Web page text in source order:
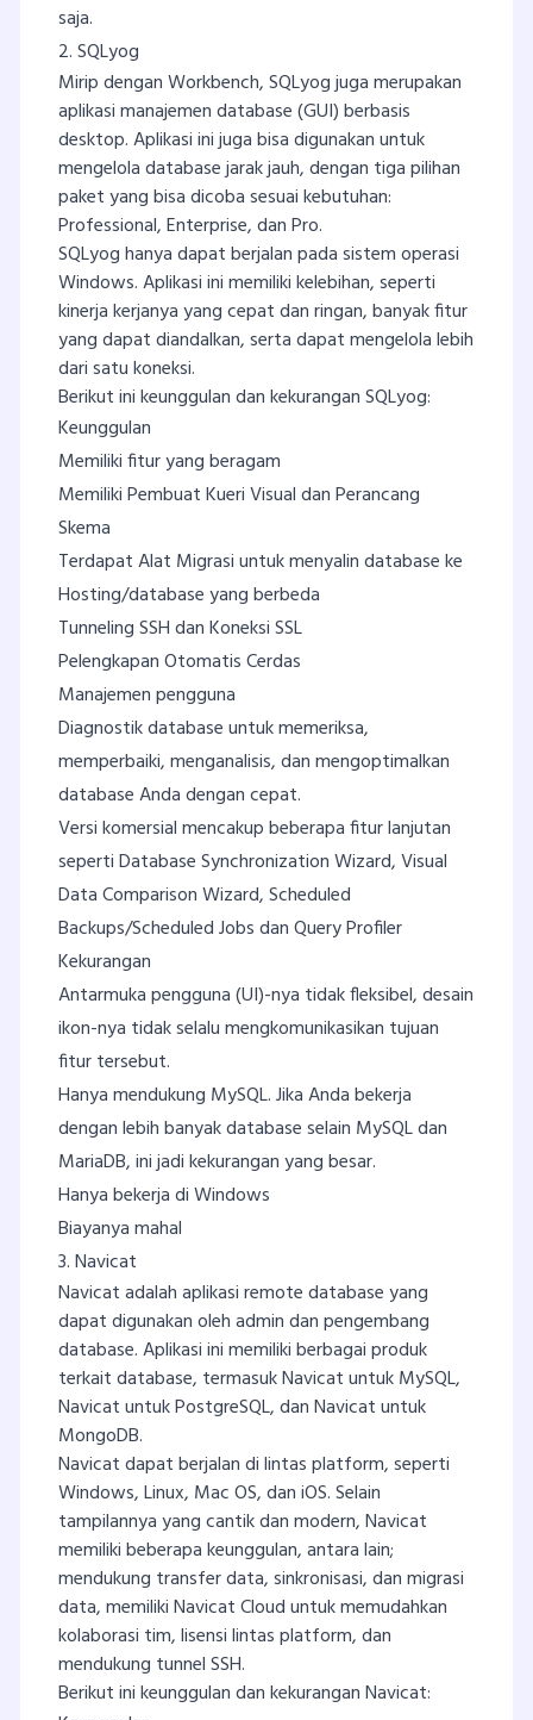
saja.
2. SQLyog
Mirip dengan Workbench, SQLyog juga merupakan
aplikasi manajemen database (GUI) berbasis
desktop. Aplikasi ini juga bisa digunakan untuk
mengelola database jarak jauh, dengan tiga pilihan
paket yang bisa dicoba sesuai kebutuhan:
Professional, Enterprise, dan Pro.
SQLyog hanya dapat berjalan pada sistem operasi
Windows. Aplikasi ini memiliki kelebihan, seperti
kinerja kerjanya yang cepat dan ringan, banyak fitur
yang dapat diandalkan, serta dapat mengelola lebih
dari satu koneksi.
Berikut ini keunggulan dan kekurangan SQLyog:
Keunggulan
Memiliki fitur yang beragam
Memiliki Pembuat Kueri Visual dan Perancang
Skema
Terdapat Alat Migrasi untuk menyalin database ke
Hosting/database yang berbeda
Tunneling SSH dan Koneksi SSL
Pelengkapan Otomatis Cerdas
Manajemen pengguna
Diagnostik database untuk memeriksa,
memperbaiki, menganalisis, dan mengoptimalkan
database Anda dengan cepat.
Versi komersial mencakup beberapa fitur lanjutan
seperti Database Synchronization Wizard, Visual
Data Comparison Wizard, Scheduled
Backups/Scheduled Jobs dan Query Profiler
Kekurangan
Antarmuka pengguna (UI)-nya tidak fleksibel, desain
ikon-nya tidak selalu mengkomunikasikan tujuan
fitur tersebut.
Hanya mendukung MySQL. Jika Anda bekerja
dengan lebih banyak database selain MySQL dan
MariaDB, ini jadi kekurangan yang besar.
Hanya bekerja di Windows
Biayanya mahal
3. Navicat
Navicat adalah aplikasi remote database yang
dapat digunakan oleh admin dan pengembang
database. Aplikasi ini memiliki berbagai produk
terkait database, termasuk Navicat untuk MySQL,
Navicat untuk PostgreSQL, dan Navicat untuk
MongoDB.
Navicat dapat berjalan di lintas platform, seperti
Windows, Linux, Mac OS, dan iOS. Selain
tampilannya yang cantik dan modern, Navicat
memiliki beberapa keunggulan, antara lain;
mendukung transfer data, sinkronisasi, dan migrasi
data, memiliki Navicat Cloud untuk memudahkan
kolaborasi tim, lisensi lintas platform, dan
mendukung tunnel SSH.
Berikut ini keunggulan dan kekurangan Navicat: